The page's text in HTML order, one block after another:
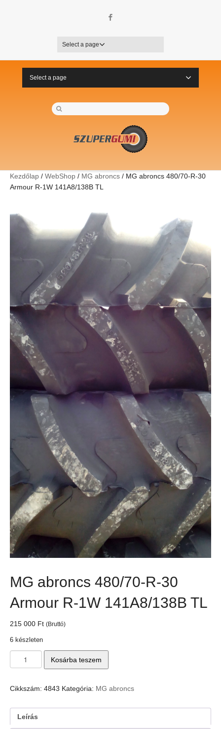
Select a page
Select a page
Kezdőlap / WebShop / MG abroncs / MG abroncs 480/70-R-30
Armour R-1W 141A8/138B TL
MG abroncs 480/70-R-30
Armour R-1W 141A8/138B TL
215 000 Ft (Bruttó)
6 készleten
abroncs
R-
1W
Kosárba teszem
Cikkszám: 4843 Kategória: MG abroncs
Leírás